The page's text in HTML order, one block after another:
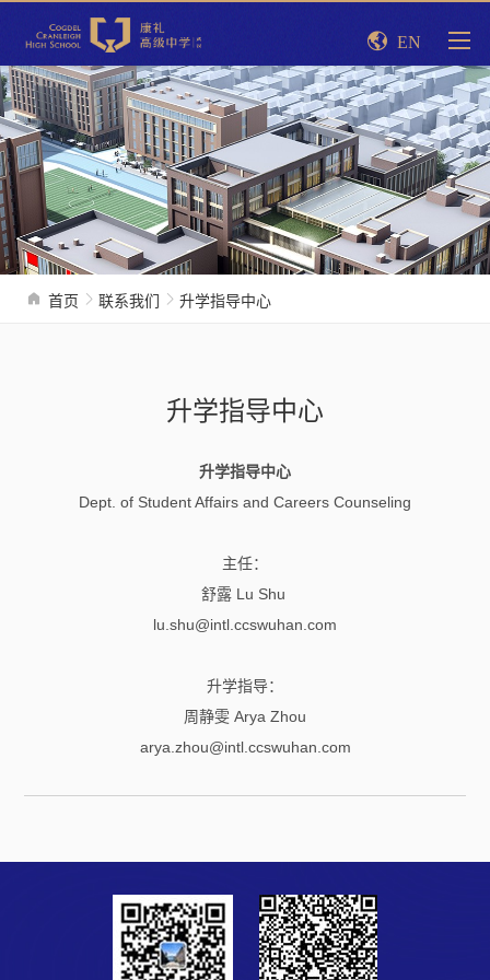
EN
首页 联系我们 升学指导中心
升学指导中心
升学指导中心
Dept. of Student Affairs and Careers Counseling
主任：
舒露 Lu Shu
lu.shu@intl.ccswuhan.com
升学指导：
周静雯 Arya Zhou
arya.zhou@intl.ccswuhan.com